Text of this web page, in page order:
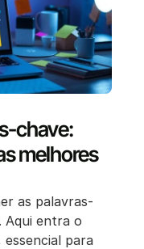
chave:
melhores
as palavras-
Aqui entra o
para